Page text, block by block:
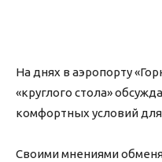
На днях в аэропорту
«круглого стола»
комфортных условий
Своими мнениями